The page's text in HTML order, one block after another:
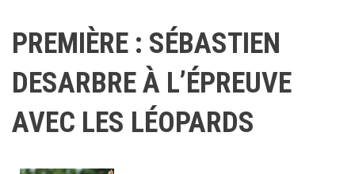
PREMIÈRE : SÉBASTIEN
DESARBRE À L’ÉPREUVE
AVEC LES LÉOPARDS